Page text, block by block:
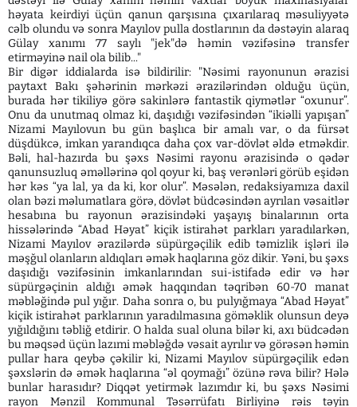
həyata keirdiyi üçün qanun qarşısına çıxarılaraq məsuliyyətə
cəlb olundu və sonra Mayılov pulla dostlarının da dəstəyin alaraq
Gülay xanımı 77 saylı "jek"də həmin vəzifəsinə transfer
etirməyinə nail ola bilib..."
Bir digər iddialarda isə bildirilir: "Nəsimi rayonunun ərazisi
paytaxt Bakı şəhərinin mərkəzi ərazilərindən olduğu üçün,
burada hər tikiliyə görə sakinlərə fantastik qiymətlər “oxunur”.
Onu da unutmaq olmaz ki, daşıdığı vəzifəsindən “ikiəlli yapışan”
Nizami Mayılovun bu gün başlıca bir amalı var, o da fürsət
düşdükcə, imkan yarandıqca daha çox var-dövlət əldə etməkdir.
Bəli, hal-hazırda bu şəxs Nəsimi rayonu ərazisində o qədər
qanunsuzluq əməllərinə qol qoyur ki, baş verənləri görüb eşidən
hər kəs “ya lal, ya da ki, kor olur”. Məsələn, redaksiyamıza daxil
olan bəzi məlumatlara görə, dövlət büdcəsindən ayrılan vəsaitlər
hesabına bu rayonun ərazisindəki yaşayış binalarının orta
hissələrində “Abad Həyat” kiçik istirahət parkları yaradılarkən,
Nizami Mayılov ərazilərdə süpürgəçilik edib təmizlik işləri ilə
məşğul olanların aldıqları əmək haqlarına göz dikir. Yəni, bu şəxs
daşıdığı vəzifəsinin imkanlarından sui-istifadə edir və hər
süpürgəçinin aldığı əmək haqqından təqribən 60-70 manat
məbləğində pul yığır. Daha sonra o, bu pulyığmaya “Abad Həyat”
kiçik istirahət parklarının yaradılmasına göməklik olunsun deyə
yığıldığını təbliğ etdirir. O halda sual oluna bilər ki, axı büdcədən
bu məqsəd üçün lazımi məbləğdə vəsait ayrılır və görəsən həmin
pullar hara qeybə çəkilir ki, Nizami Mayılov süpürgəçilik edən
şəxslərin də əmək haqlarına “əl qoymağı” özünə rəva bilir? Hələ
bunlar harasıdır? Diqqət yetirmək lazımdır ki, bu şəxs Nəsimi
rayon Mənzil Kommunal Təsərrüfatı Birliyinə rəis təyin